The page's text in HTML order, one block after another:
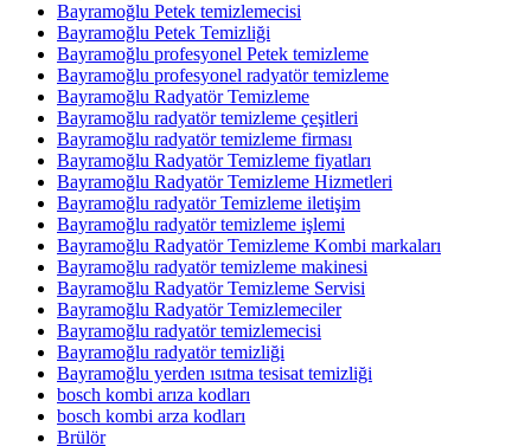
Bayramoğlu Petek temizlemecisi
Bayramoğlu Petek Temizliği
Bayramoğlu profesyonel Petek temizleme
Bayramoğlu profesyonel radyatör temizleme
Bayramoğlu Radyatör Temizleme
Bayramoğlu radyatör temizleme çeşitleri
Bayramoğlu radyatör temizleme firması
Bayramoğlu Radyatör Temizleme fiyatları
Bayramoğlu Radyatör Temizleme Hizmetleri
Bayramoğlu radyatör Temizleme iletişim
Bayramoğlu radyatör temizleme işlemi
Bayramoğlu Radyatör Temizleme Kombi markaları
Bayramoğlu radyatör temizleme makinesi
Bayramoğlu Radyatör Temizleme Servisi
Bayramoğlu Radyatör Temizlemeciler
Bayramoğlu radyatör temizlemecisi
Bayramoğlu radyatör temizliği
Bayramoğlu yerden ısıtma tesisat temizliği
bosch kombi arıza kodları
bosch kombi arza kodları
Brülör